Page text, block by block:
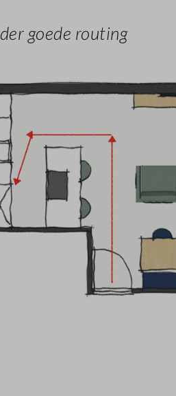
goede routing